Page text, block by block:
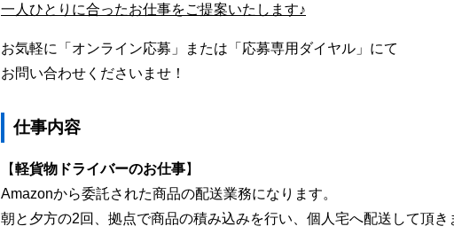
一人ひとりに合ったお仕事をご提案いたします♪
お気軽に「オンライン応募」または「応募専用ダイヤル」にて
お問い合わせくださいませ！
仕事内容
【軽貨物ドライバーのお仕事】
Amazonから委託された商品の配送業務になります。
朝と夕方の2回、拠点で商品の積み込みを行い、個人宅へ配送して頂き